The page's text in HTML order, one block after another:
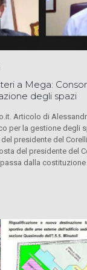
a Mega:
degli spazi
Articolo di
per la gestione degli
presidente del
del presidente del
passa dalla